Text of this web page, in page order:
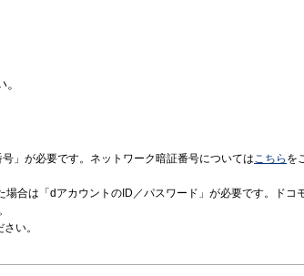
」が必要です。ネットワーク暗証番号についてはこちら を
合は「dアカウントのID／パスワード」が必要です。ドコ
い。